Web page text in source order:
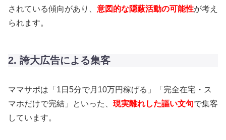
されている傾向があり、 意図的な隠蔽活動の可能性が考え
られます。
2. 誇大広告による集客
ママサポは「1日5分で月10万円稼げる」「完全在宅・ス
マホだけで完結」といった、 現実離れした謳い文句で集客
しています。